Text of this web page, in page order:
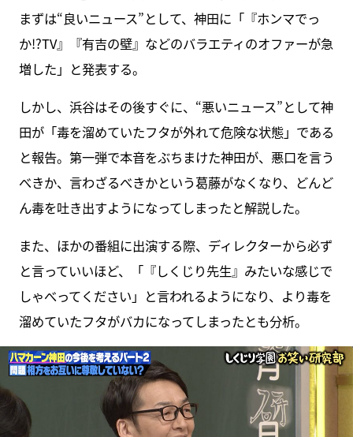
まずは“良いニュース”として、神田に「『ホンマでっ
か!?TV』『有吉の壁』などのバラエティのオファーが急
増した」と発表する。
しかし、浜谷はその後すぐに、“悪いニュース”として神
田が「毒を溜めていたフタが外れて危険な状態」である
と報告。第一弾で本音をぶちまけた神田が、悪口を言う
べきか、言わざるべきかという葛藤がなくなり、どんど
ん毒を吐き出すようになってしまったと解説した。
また、ほかの番組に出演する際、ディレクターから必ず
と言っていいほど、「『しくじり先生』みたいな感じで
しゃべってください」と言われるようになり、より毒を
溜めていたフタがバカになってしまったとも分析。